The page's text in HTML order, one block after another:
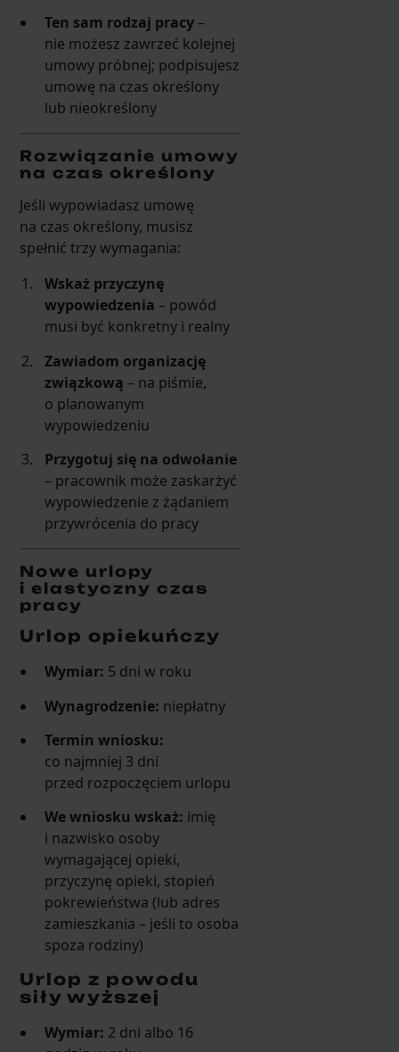
Ten sam rodzaj pracy –
nie możesz zawrzeć kolejnej
umowy próbnej; podpisujesz
umowę na czas określony
lub nieokreślony
Rozwiązanie umowy
na czas określony
Jeśli wypowiadasz umowę
na czas określony, musisz
spełnić trzy wymagania:
Wskaż przyczynę
wypowiedzenia – powód
musi być konkretny i realny
Zawiadom organizację
związkową – na piśmie,
o planowanym
wypowiedzeniu
Przygotuj się na odwołanie
– pracownik może zaskarżyć
wypowiedzenie z żądaniem
przywrócenia do pracy
Nowe urlopy
i elastyczny czas
pracy
Urlop opiekuńczy
Wymiar: 5 dni w roku
Wynagrodzenie: niepłatny
Termin wniosku:
co najmniej 3 dni
przed rozpoczęciem urlopu
We wniosku wskaż: imię
i nazwisko osoby
wymagającej opieki,
przyczynę opieki, stopień
pokrewieństwa (lub adres
zamieszkania – jeśli to osoba
spoza rodziny)
Urlop z powodu
siły wyższej
Wymiar: 2 dni albo 16